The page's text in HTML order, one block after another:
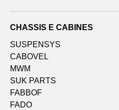
CHASSIS E CABINES
SUSPENSYS
CABOVEL
MWM
SUK PARTS
FABBOF
FADO